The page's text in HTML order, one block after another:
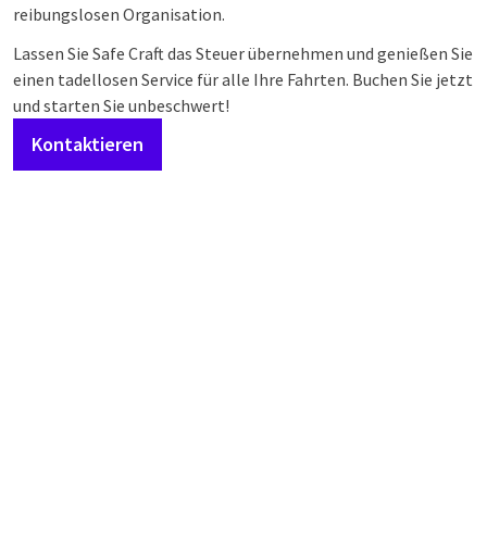
reibungslosen Organisation.
Lassen Sie Safe Craft das Steuer übernehmen und genießen Sie
einen tadellosen Service für alle Ihre Fahrten. Buchen Sie jetzt
und starten Sie unbeschwert!
Kontaktieren